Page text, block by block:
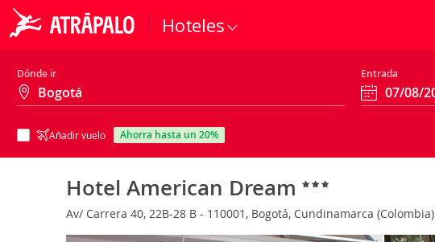
Hoteles
Dónde ir Entrada
Añadir vuelo ahorra hasta un 20%
Hotel American Dream
Av/ Carrera 40, 22B-28 B - 110001, Bogotá, Cundinamarca (Colombia)